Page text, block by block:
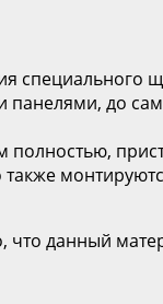
панелями, до
что данный